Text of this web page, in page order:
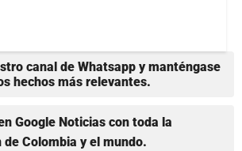
canal de Whatsapp y manténgase
hechos más relevantes.
Google Noticias con toda la
Colombia y el mundo.